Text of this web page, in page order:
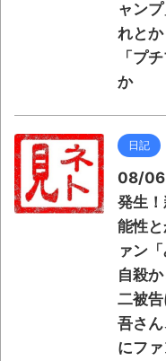
ャン
れと
「プ
か
日記
08/
発生
能性
ァン
自殺
二被
吾さ
にフ